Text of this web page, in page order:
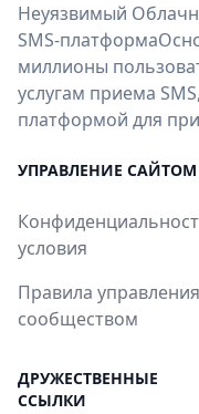
Неуязвимый
SMS-
миллионы
услугам приема
платформой для
УПРАВЛЕНИЕ САЙТОМ
условия
Правила управления
сообществом
ДРУЖЕСТВЕННЫЕ
ССЫЛКИ